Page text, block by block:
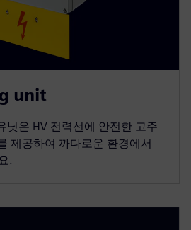
unit
닛은 HV 전력선에 안전한 고주
제공하여 까다로운 환경에서
.